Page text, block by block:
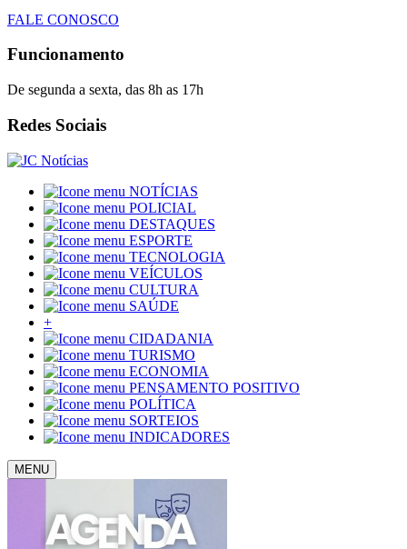
FALE CONOSCO
Funcionamento
De segunda a sexta, das 8h as 17h
Redes Sociais
NOTÍCIAS
POLICIAL
DESTAQUES
ESPORTE
TECNOLOGIA
VEÍCULOS
CULTURA
SAÚDE
+
CIDADANIA
TURISMO
ECONOMIA
PENSAMENTO POSITIVO
POLÍTICA
SORTEIOS
INDICADORES
MENU